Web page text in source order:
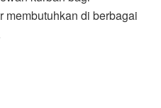
membutuhkan di berbagai